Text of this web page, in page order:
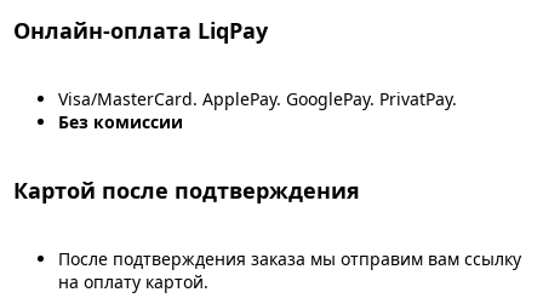
Онлайн-оплата LiqPay
Visa/MasterCard. ApplePay. GooglePay. PrivatPay.
Без комиссии
Картой после подтверждения
После подтверждения заказа мы отправим вам ссылку
на оплату картой.